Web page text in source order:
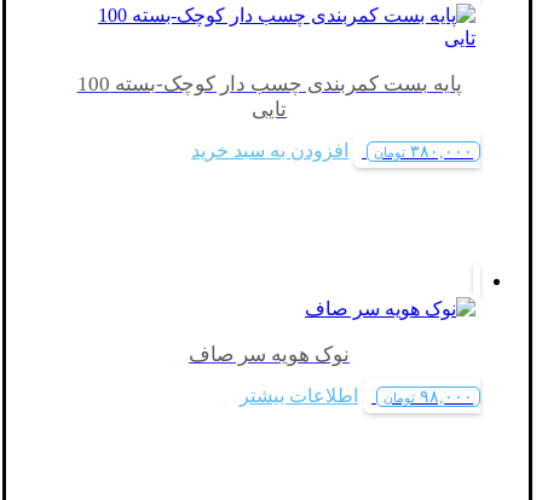
پایه بست کمربندی چسب دار کوچک-بسته 100
تایی
۳۸۰,۰۰۰ تومان افزودن به سبد خرید
نوک هویه سر صاف
۹۸,۰۰۰ تومان اطلاعات بیشتر